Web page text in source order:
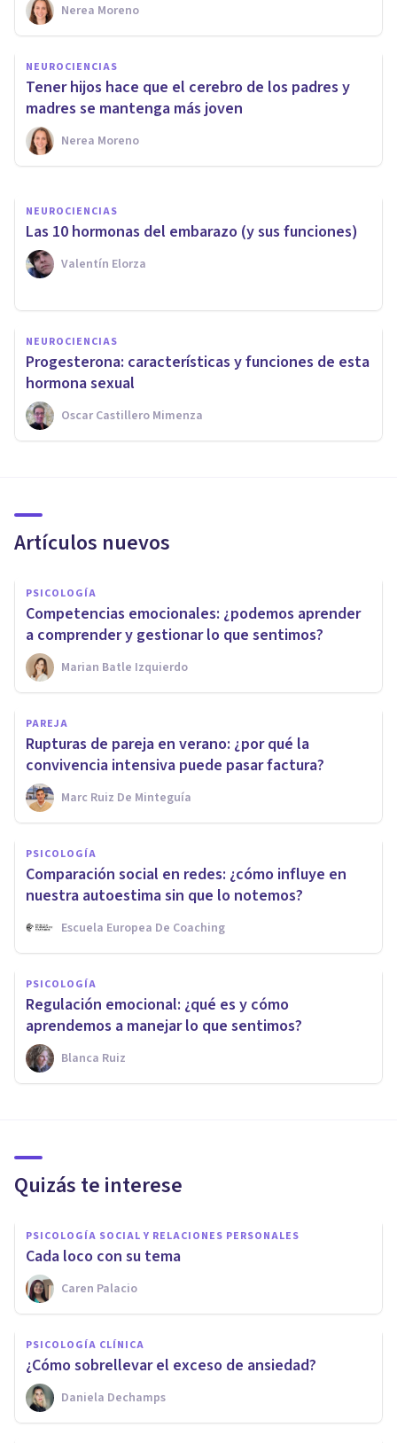
Nerea Moreno
NEUROCIENCIAS
Tener hijos hace que el cerebro de los padres y
madres se mantenga más joven
Nerea Moreno
NEUROCIENCIAS
¿La flora intestinal de la madre
influye en el desarrollo del
feto?
Nerea Moreno
NEUROCIENCIAS
Las 10 hormonas del embarazo (y sus funciones)
Valentín Elorza
NEUROCIENCIAS
Progesterona: características y funciones de esta
hormona sexual
Oscar Castillero Mimenza
Artículos nuevos
PSICOLOGÍA
Competencias emocionales: ¿podemos aprender
a comprender y gestionar lo que sentimos?
Marian Batle Izquierdo
PAREJA
Rupturas de pareja en verano: ¿por qué la
convivencia intensiva puede pasar factura?
Marc Ruiz De Minteguía
PSICOLOGÍA
Comparación social en redes: ¿cómo influye en
nuestra autoestima sin que lo notemos?
Escuela Europea De Coaching
PSICOLOGÍA
Regulación emocional: ¿qué es y cómo
aprendemos a manejar lo que sentimos?
Blanca Ruiz
Quizás te interese
PSICOLOGÍA SOCIAL Y RELACIONES PERSONALES
Cada loco con su tema
Caren Palacio
PSICOLOGÍA CLÍNICA
¿Cómo sobrellevar el exceso de ansiedad?
Daniela Dechamps